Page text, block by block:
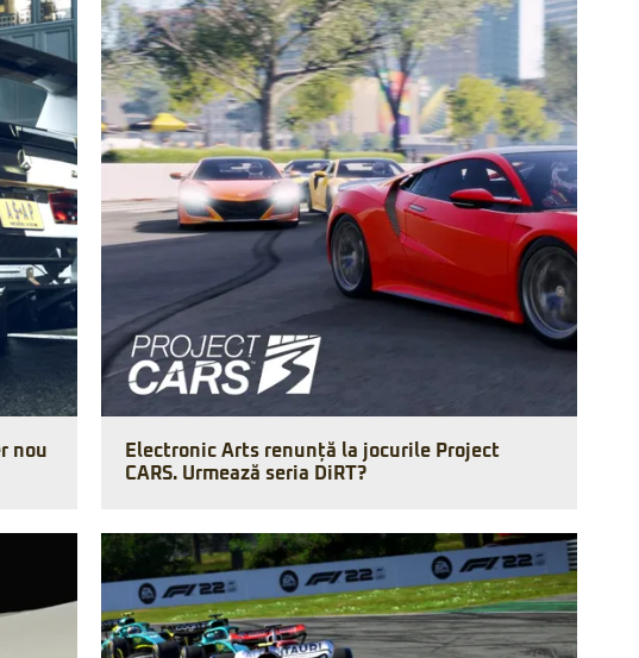
nou
Electronic Arts renunță la jocurile Project
CARS. Urmează seria DiRT?